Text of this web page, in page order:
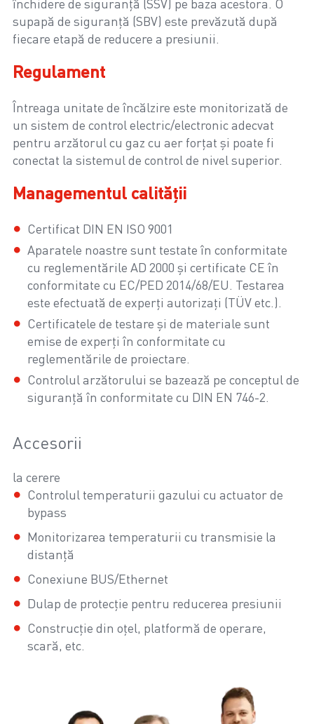
închidere de siguranță (SSV) pe baza acestora. O
supapă de siguranță (SBV) este prevăzută după
fiecare etapă de reducere a presiunii.
Regulament
Întreaga unitate de încălzire este monitorizată de
un sistem de control electric/electronic adecvat
pentru arzătorul cu gaz cu aer forțat și poate fi
conectat la sistemul de control de nivel superior.
Managementul calității
Certificat DIN EN ISO 9001
Aparatele noastre sunt testate în conformitate
cu reglementările AD 2000 și certificate CE în
conformitate cu EC/PED 2014/68/EU. Testarea
este efectuată de experți autorizați (TÜV etc.).
Certificatele de testare și de materiale sunt
emise de experți în conformitate cu
reglementările de proiectare.
Controlul arzătorului se bazează pe conceptul de
siguranță în conformitate cu DIN EN 746-2.
Accesorii
la cerere
Controlul temperaturii gazului cu actuator de
bypass
Monitorizarea temperaturii cu transmisie la
distanță
Conexiune BUS/Ethernet
Dulap de protecție pentru reducerea presiunii
Construcție din oțel, platformă de operare,
scară, etc.